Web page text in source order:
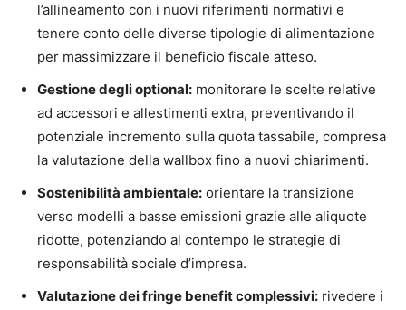
l’allineamento con i nuovi riferimenti normativi e
tenere conto delle diverse tipologie di alimentazione
per massimizzare il beneficio fiscale atteso.
Gestione degli optional: monitorare le scelte relative
ad accessori e allestimenti extra, preventivando il
potenziale incremento sulla quota tassabile, compresa
la valutazione della wallbox fino a nuovi chiarimenti.
Sostenibilità ambientale: orientare la transizione
verso modelli a basse emissioni grazie alle aliquote
ridotte, potenziando al contempo le strategie di
responsabilità sociale d’impresa.
Valutazione dei fringe benefit complessivi: rivedere i